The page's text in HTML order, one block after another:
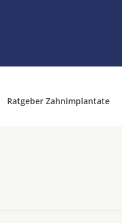
Ratgeber Zahnimplantate